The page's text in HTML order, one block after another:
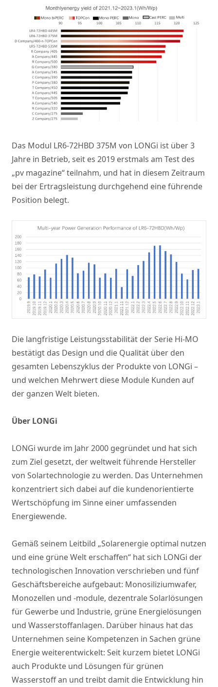
Das Modul LR6-72HBD 375M von LONGi ist über 3
Jahre in Betrieb, seit es 2019 erstmals am Test des
„pv magazine“ teilnahm, und hat in diesem Zeitraum
bei der Ertragsleistung durchgehend eine führende
Position belegt.
Die langfristige Leistungsstabilität der Serie Hi-MO
bestätigt das Design und die Qualität über den
gesamten Lebenszyklus der Produkte von LONGi –
und welchen Mehrwert diese Module Kunden auf
der ganzen Welt bieten.
Über LONGi
LONGi wurde im Jahr 2000 gegründet und hat sich
zum Ziel gesetzt, der weltweit führende Hersteller
von Solartechnologie zu werden. Das Unternehmen
konzentriert sich dabei auf die kundenorientierte
Wertschöpfung im Sinne einer umfassenden
Energiewende.
Gemäß seinem Leitbild „Solarenergie optimal nutzen
und eine grüne Welt erschaffen“ hat sich LONGi der
technologischen Innovation verschrieben und fünf
Geschäftsbereiche aufgebaut: Monosiliziumwafer,
Monozellen und -module, dezentrale Solarlösungen
für Gewerbe und Industrie, grüne Energielösungen
und Wasserstoffanlagen. Darüber hinaus hat das
Unternehmen seine Kompetenzen in Sachen grüne
Energie weiterentwickelt: Seit kurzem bietet LONGi
auch Produkte und Lösungen für grünen
Wasserstoff an und treibt damit die Entwicklung hin